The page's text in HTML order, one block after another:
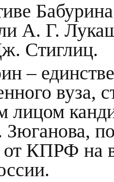
А. Г.
Стиглиц.
–
вуза,
лицом
от КПРФ на